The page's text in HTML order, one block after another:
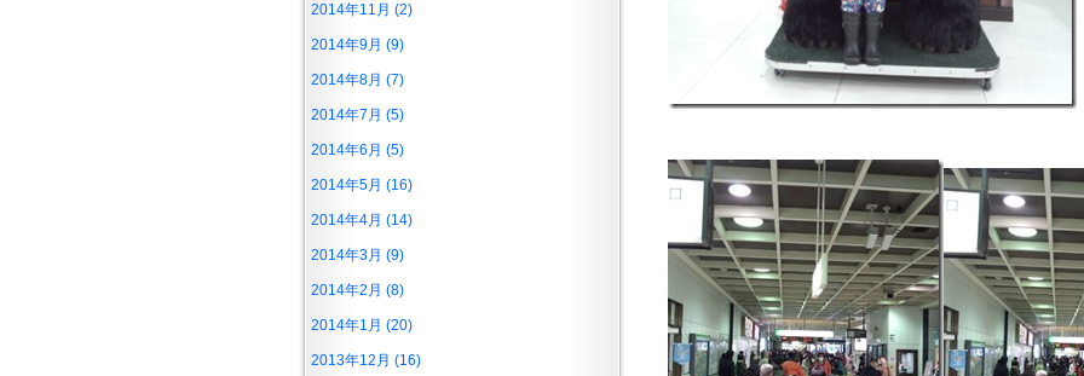
2014年11月 (2)
2014年9月 (9)
2014年8月 (7)
2014年7月 (5)
2014年6月 (5)
2014年5月 (16)
2014年4月 (14)
2014年3月 (9)
2014年2月 (8)
2014年1月 (20)
2013年12月 (16)